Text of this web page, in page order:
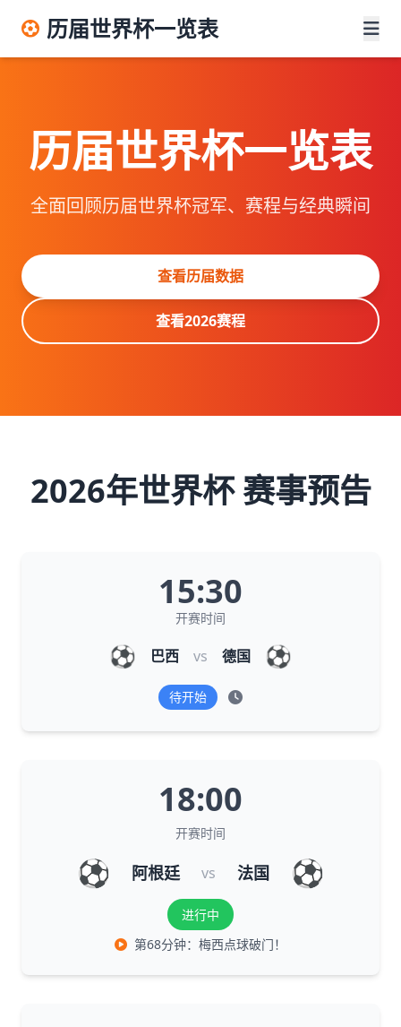
历届世界杯一览表
历届世界杯一览表
全面回顾历届世界杯冠军、赛程与经典瞬间
查看历届数据
查看2026赛程
2026年世界杯 赛事预告
15:30
开赛时间
⚽ 巴西 vs 德国 ⚽
待开始
18:00
开赛时间
⚽ 阿根廷 vs 法国 ⚽
进行中
第68分钟：梅西点球破门！